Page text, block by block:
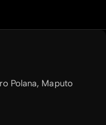
Polana, Maputo